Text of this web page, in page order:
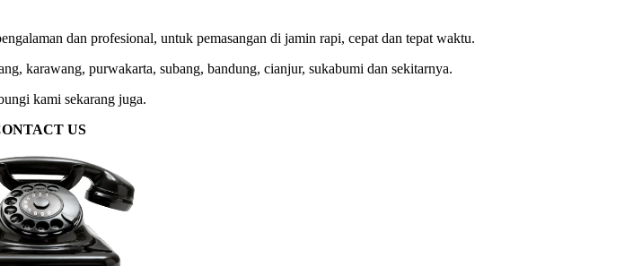
dan profesional, untuk pemasangan di jamin rapi, cepat dan tepat waktu.
karawang, purwakarta, subang, bandung, cianjur, sukabumi dan sekitarnya.
kami sekarang juga.
US